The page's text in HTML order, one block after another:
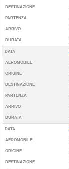
DESTINAZIONE
PARTENZA
ARRIVO
DURATA
DATA
AEROMOBILE
ORIGINE
DESTINAZIONE
PARTENZA
ARRIVO
DURATA
DATA
AEROMOBILE
ORIGINE
DESTINAZIONE